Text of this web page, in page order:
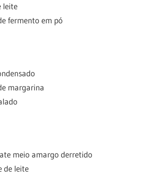
leite
fermento em pó
margarina
meio amargo derretido
de leite